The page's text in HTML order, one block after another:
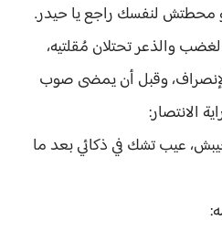
محطتش لنفسك راجع يا حيدر.
والذعر تحتلان مُقلتيه،
وقبل أن يمضى صوب
الانتصار:
عيب تشك في ذكائي بعد ما